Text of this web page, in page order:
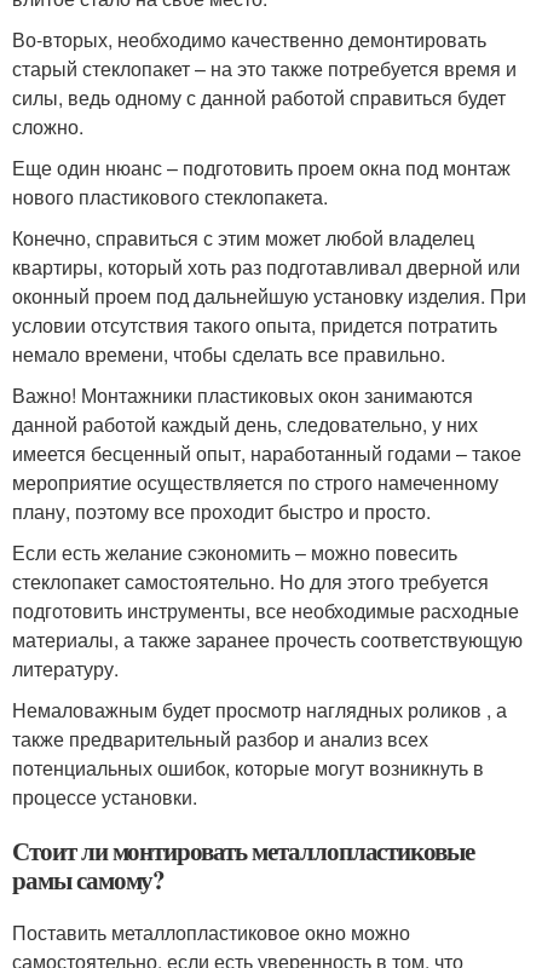
Во-вторых, необходимо качественно демонтировать
старый стеклопакет – на это также потребуется время и
силы, ведь одному с данной работой справиться будет
сложно.
Еще один нюанс – подготовить проем окна под монтаж
нового пластикового стеклопакета.
Конечно, справиться с этим может любой владелец
квартиры, который хоть раз подготавливал дверной или
оконный проем под дальнейшую установку изделия. При
условии отсутствия такого опыта, придется потратить
немало времени, чтобы сделать все правильно.
Важно! Монтажники пластиковых окон занимаются
данной работой каждый день, следовательно, у них
имеется бесценный опыт, наработанный годами – такое
мероприятие осуществляется по строго намеченному
плану, поэтому все проходит быстро и просто.
Если есть желание сэкономить – можно повесить
стеклопакет самостоятельно. Но для этого требуется
подготовить инструменты, все необходимые расходные
материалы, а также заранее прочесть соответствующую
литературу.
Немаловажным будет просмотр наглядных роликов , а
также предварительный разбор и анализ всех
потенциальных ошибок, которые могут возникнуть в
процессе установки.
Стоит ли монтировать металлопластиковые
рамы самому?
Поставить металлопластиковое окно можно
самостоятельно, если есть уверенность в том, что